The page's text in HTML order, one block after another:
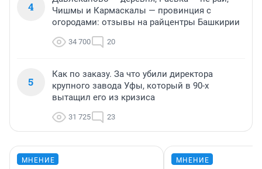
4
Чишмы и Кармаскалы — провинция с
огородами: отзывы на райцентры Башкирии
34 700 20
5
Как по заказу. За что убили директора
крупного завода Уфы, который в 90-х
вытащил его из кризиса
31 725 23
МНЕНИЕ МНЕНИЕ